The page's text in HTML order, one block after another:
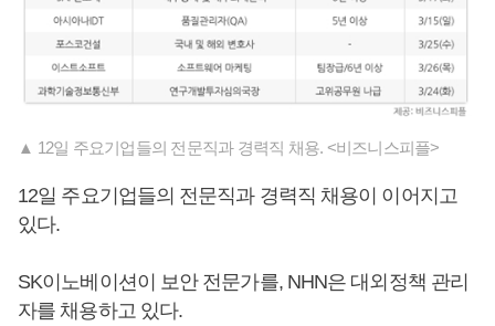
▲ 12일 주요기업들의 전문직과 경력직 채용. <비즈니스피플>
12일 주요기업들의 전문직과 경력직 채용이 이어지고
있다.
SK이노베이션이 보안 전문가를, NHN은 대외정책 관리
자를 채용하고 있다.